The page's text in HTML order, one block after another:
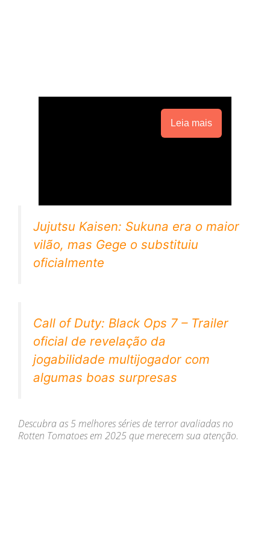
Leia mais
Jujutsu Kaisen: Sukuna era o maior
vilão, mas Gege o substituiu
oficialmente
Call of Duty: Black Ops 7 – Trailer
oficial de revelação da
jogabilidade multijogador com
algumas boas surpresas
Descubra as 5 melhores séries de terror avaliadas no
Rotten Tomatoes em 2025 que merecem sua atenção.